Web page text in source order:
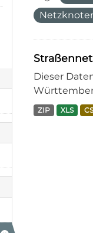
Dieser
ZIP XLS